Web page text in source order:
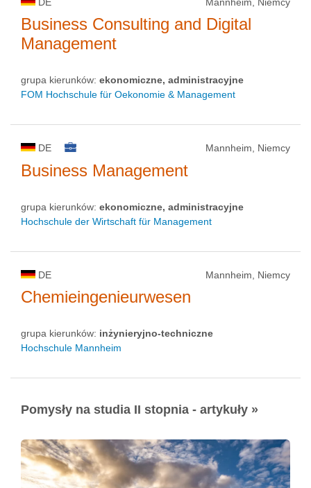
Business Consulting and Digital
Management
grupa kierunków: ekonomiczne, administracyjne
FOM Hochschule für Oekonomie & Management
DE Mannheim, Niemcy
Business Management
grupa kierunków: ekonomiczne, administracyjne
Hochschule der Wirtschaft für Management
DE Mannheim, Niemcy
Chemieingenieurwesen
grupa kierunków: inżynieryjno-techniczne
Hochschule Mannheim
Pomysły na studia II stopnia - artykuły »